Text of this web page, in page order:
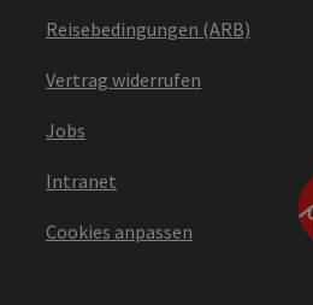
Reisebedingungen (ARB)
Vertrag widerrufen
Jobs
Intranet
Cookies anpassen